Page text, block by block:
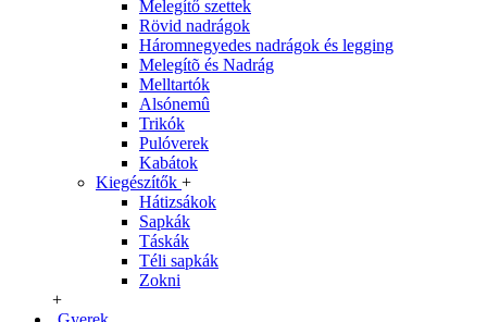
Melegítő szettek
Rövid nadrágok
Háromnegyedes nadrágok és legging
Melegítõ és Nadrág
Melltartók
Alsónemû
Trikók
Pulóverek
Kabátok
Kiegészítők +
Hátizsákok
Sapkák
Táskák
Téli sapkák
Zokni
+